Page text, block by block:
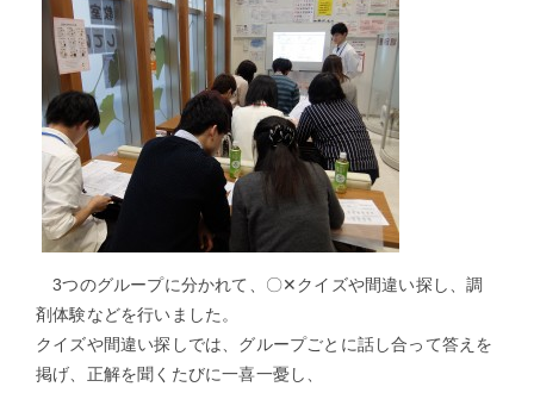
3つのグループに分かれて、〇✕クイズや間違い探し、調
剤体験などを行いました。
クイズや間違い探しでは、グループごとに話し合って答えを
掲げ、正解を聞くたびに一喜一憂し、